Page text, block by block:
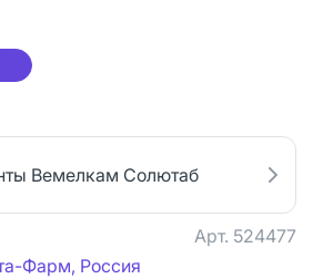
Вемелкам Солютаб
Арт. 524477
Фарм, Россия